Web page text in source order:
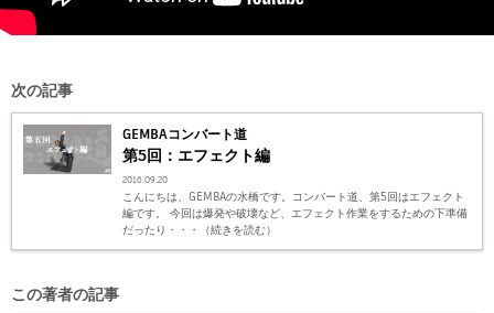
次の記事
GEMBAコンバート道
第5回：エフェクト編
2016.09.20
こんにちは、GEMBAの水橋です。コンバート道、第5回はエフェクト
編です。 今回は爆発や破壊など、エフェクト作業をするための下準備
だったり・・・（続きを読む）
この著者の記事